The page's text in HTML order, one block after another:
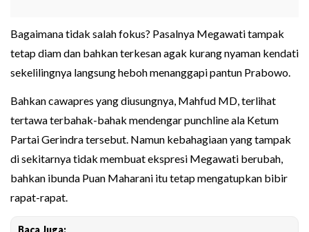
Bagaimana tidak salah fokus? Pasalnya Megawati tampak
tetap diam dan bahkan terkesan agak kurang nyaman kendati
sekelilingnya langsung heboh menanggapi pantun Prabowo.
Bahkan cawapres yang diusungnya, Mahfud MD, terlihat
tertawa terbahak-bahak mendengar punchline ala Ketum
Partai Gerindra tersebut. Namun kebahagiaan yang tampak
di sekitarnya tidak membuat ekspresi Megawati berubah,
bahkan ibunda Puan Maharani itu tetap mengatupkan bibir
rapat-rapat.